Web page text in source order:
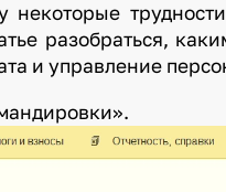
некоторые
разобраться,
и управление
пункт